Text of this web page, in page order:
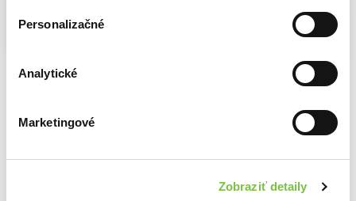
Personalizačné
Analytické
Marketingové
Zobraziť detaily
Stephen Hawking Jadrová vojna
Annie Jacobsen
16,73€